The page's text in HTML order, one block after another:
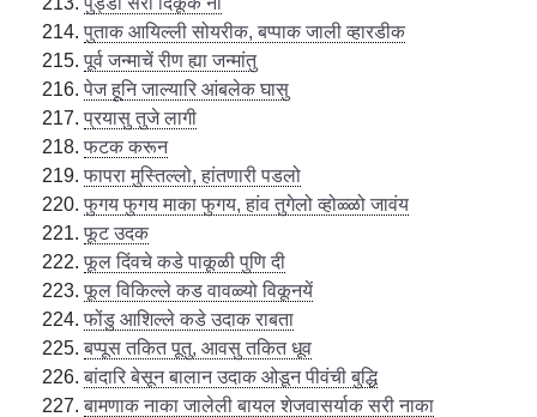
पुताक आयिल्ली सोयरीक, बप्पाक जाली व्हारडीक
पूर्व जन्माचें रीण ह्या जन्मांतु
पेज हूनि जाल्यारि आंबलेक घासु
प्रयासु तुजे लागी
फटक करून
फापरा मुस्तिल्लो, हांतणारी पडलो
फुगय फुगय माका फुगय, हांव तुगेलो व्होळ्ळो जावंय
फूट उदक
फूल दिंवचे कडे पाकूळी पुणि दी
फूल विकिल्ले कड वावळ्यो विकूनयें
फोंडु आशिल्ले कडे उदाक राबता
बप्पूस तकित पूतु, आवसु तकित धूव
बांदारि बेसून बालान उदाक ओडून पीवंची बुद्धि
बामणाक नाका जालेली बायल शेजवासर्याक सरी नाका